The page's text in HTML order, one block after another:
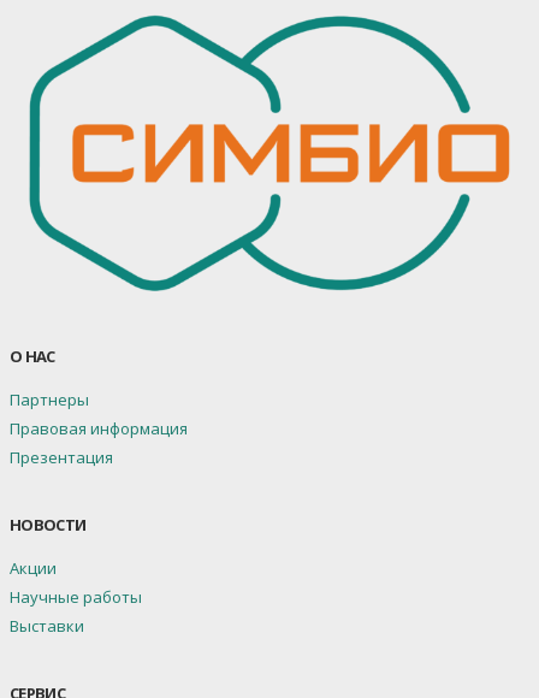
О НАС
Партнеры
Правовая информация
Презентация
НОВОСТИ
Акции
Научные работы
Выставки
СЕРВИС